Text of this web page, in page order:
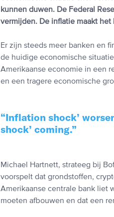
kunnen duwen. De Federal
vermijden. De inflatie maakt
Er zijn steeds meer banken en
de huidige economische
Amerikaanse economie in een
en een tragere economische
Inflation shock’
shock’ coming.
Michael Hartnett, strateeg bij
voorspelt dat grondstoffen,
Amerikaanse centrale bank liet
moeten afbouwen en dat een